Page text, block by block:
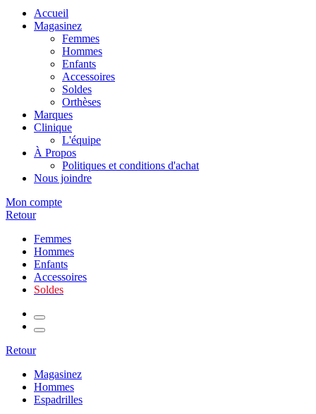
Accueil
Magasinez
Femmes
Hommes
Enfants
Accessoires
Soldes
Orthèses
Marques
Clinique
L'équipe
À Propos
Politiques et conditions d'achat
Nous joindre
Mon compte
Retour
Femmes
Hommes
Enfants
Accessoires
Soldes
Retour
Magasinez
Hommes
Espadrilles